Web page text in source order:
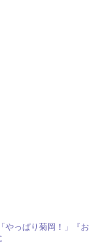
やっぱり菊岡！」『お